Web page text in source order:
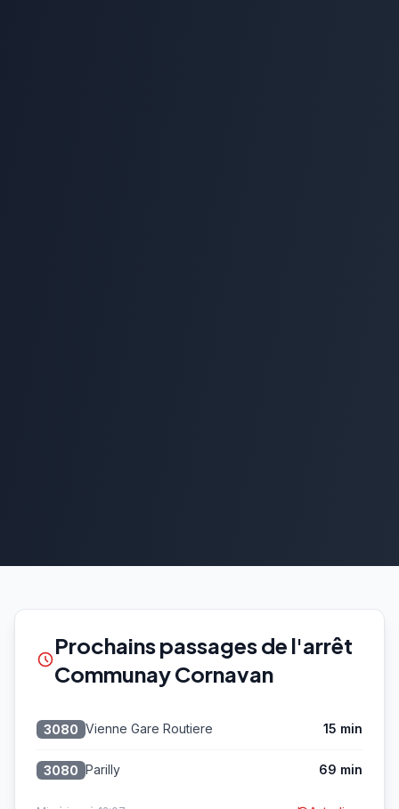
Prochains passages de l'arrêt
Communay Cornavan
3080 Vienne Gare Routiere 15 min
3080 Parilly 69 min